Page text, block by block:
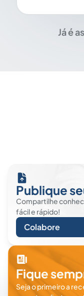
Já é
Publique
Compartilhe
fácil e rápido!
Colabore
Fique
Seja o primeiro a